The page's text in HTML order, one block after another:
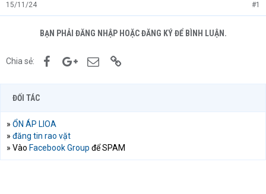
15/11/24 #1
BẠN PHẢI ĐĂNG NHẬP HOẶC ĐĂNG KÝ ĐỂ BÌNH LUẬN.
Chia sẻ: FacebookGoogle+Email
ĐỐI TÁC
» ỔN ÁP LIOA
» đăng tin rao vặt
» Vào Facebook Group để SPAM